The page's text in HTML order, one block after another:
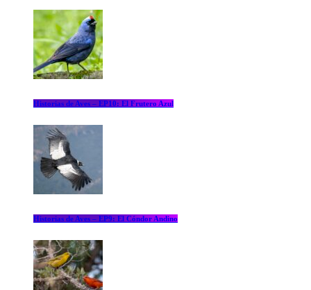
Historias de Aves – EP10: El Frutero Azul
Historias de Aves – EP9: El Cóndor Andino